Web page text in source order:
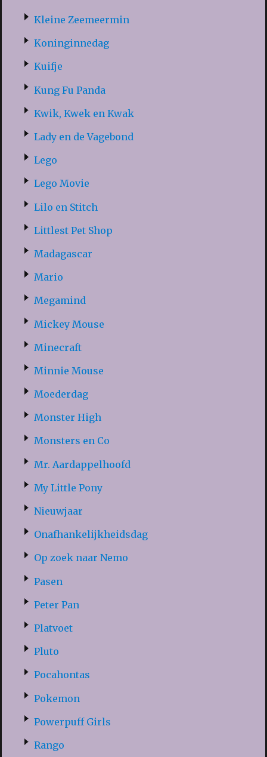
Kleine Zeemeermin
Koninginnedag
Kuifje
Kung Fu Panda
Kwik, Kwek en Kwak
Lady en de Vagebond
Lego
Lego Movie
Lilo en Stitch
Littlest Pet Shop
Madagascar
Mario
Megamind
Mickey Mouse
Minecraft
Minnie Mouse
Moederdag
Monster High
Monsters en Co
Mr. Aardappelhoofd
My Little Pony
Nieuwjaar
Onafhankelijkheidsdag
Op zoek naar Nemo
Pasen
Peter Pan
Platvoet
Pluto
Pocahontas
Pokemon
Powerpuff Girls
Rango